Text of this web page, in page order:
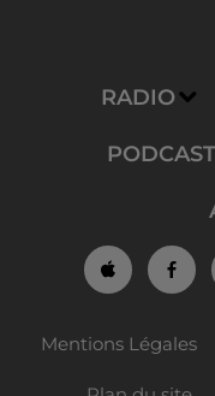
RADIO
Mentions Légales